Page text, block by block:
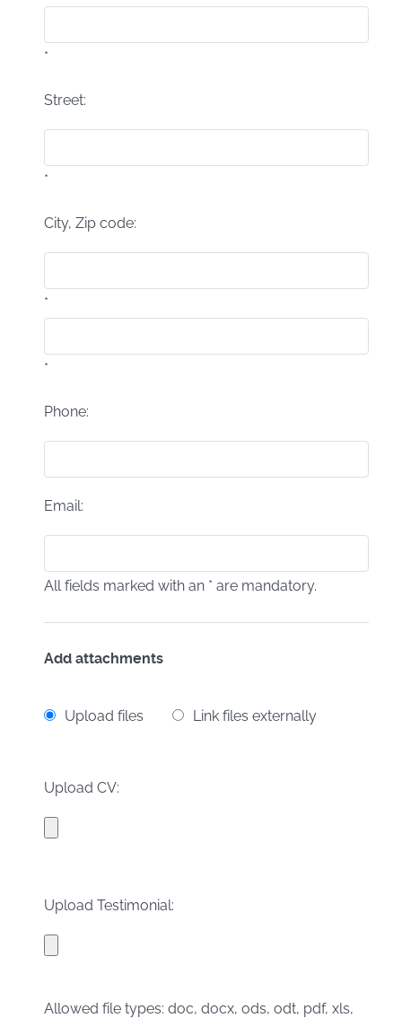
*
Street:
*
City, Zip code:
*
*
Phone:
Email:
All fields marked with an * are mandatory.
Add attachments
Upload files Link files externally
Upload CV:
Upload Testimonial:
Allowed file types: doc, docx, ods, odt, pdf, xls,